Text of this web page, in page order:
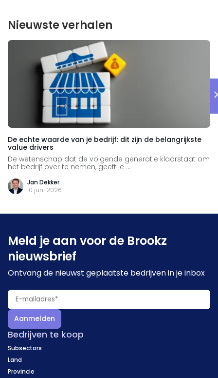
Nieuwste verhalen
De echte waarde van je bedrijf: dit zijn de belangrijkste
value drivers
De wetenschap dat de volgende generatie klaarstaat om
het bedrijf over te nemen, geeft je ...
Jan Dekker
10 juni 2026
Meld je aan voor de Brookz
nieuwsbrief
Ontvang de nieuwst geplaatste bedrijven in je inbox
Aanmelden
Bedrijven te koop
Subsectors
Land
Provincie